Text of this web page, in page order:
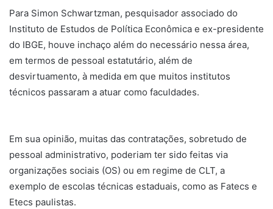
Para Simon Schwartzman, pesquisador associado do
Instituto de Estudos de Política Econômica e ex-presidente
do IBGE, houve inchaço além do necessário nessa área,
em termos de pessoal estatutário, além de
desvirtuamento, à medida em que muitos institutos
técnicos passaram a atuar como faculdades.
Em sua opinião, muitas das contratações, sobretudo de
pessoal administrativo, poderiam ter sido feitas via
organizações sociais (OS) ou em regime de CLT, a
exemplo de escolas técnicas estaduais, como as Fatecs e
Etecs paulistas.